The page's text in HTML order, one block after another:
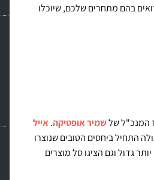
בהם מתחרים שלכם, שיוכלו
המנכ"ל שלשמיר אופטיקה. אייל
התחיל ביחסים הטובים שנוצרו
גדול וגם הציגו סל מוצרים